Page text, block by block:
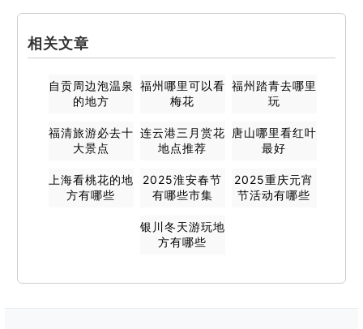
相关文章
自贡周边泡温泉
的地方
福州哪里可以看
梅花
福州踏青去哪里
玩
福清旅游必去十
大景点
连云港三月赏花
地点推荐
唐山哪里看红叶
最好
上海看桃花的地
方有哪些
2025淮安春节
有哪些市集
2025重庆元宵
节活动有哪些
银川冬天游玩地
方有哪些